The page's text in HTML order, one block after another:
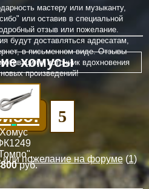
мастеру или музыканту,
или оставив в специальной
отзыв или пожелание.
будут доставляться адресатам,
в письменном виде. Отзывы
и источник вдохновения
произведений!
5
или пожелание на форуме(1)
хомусы
,
руб.